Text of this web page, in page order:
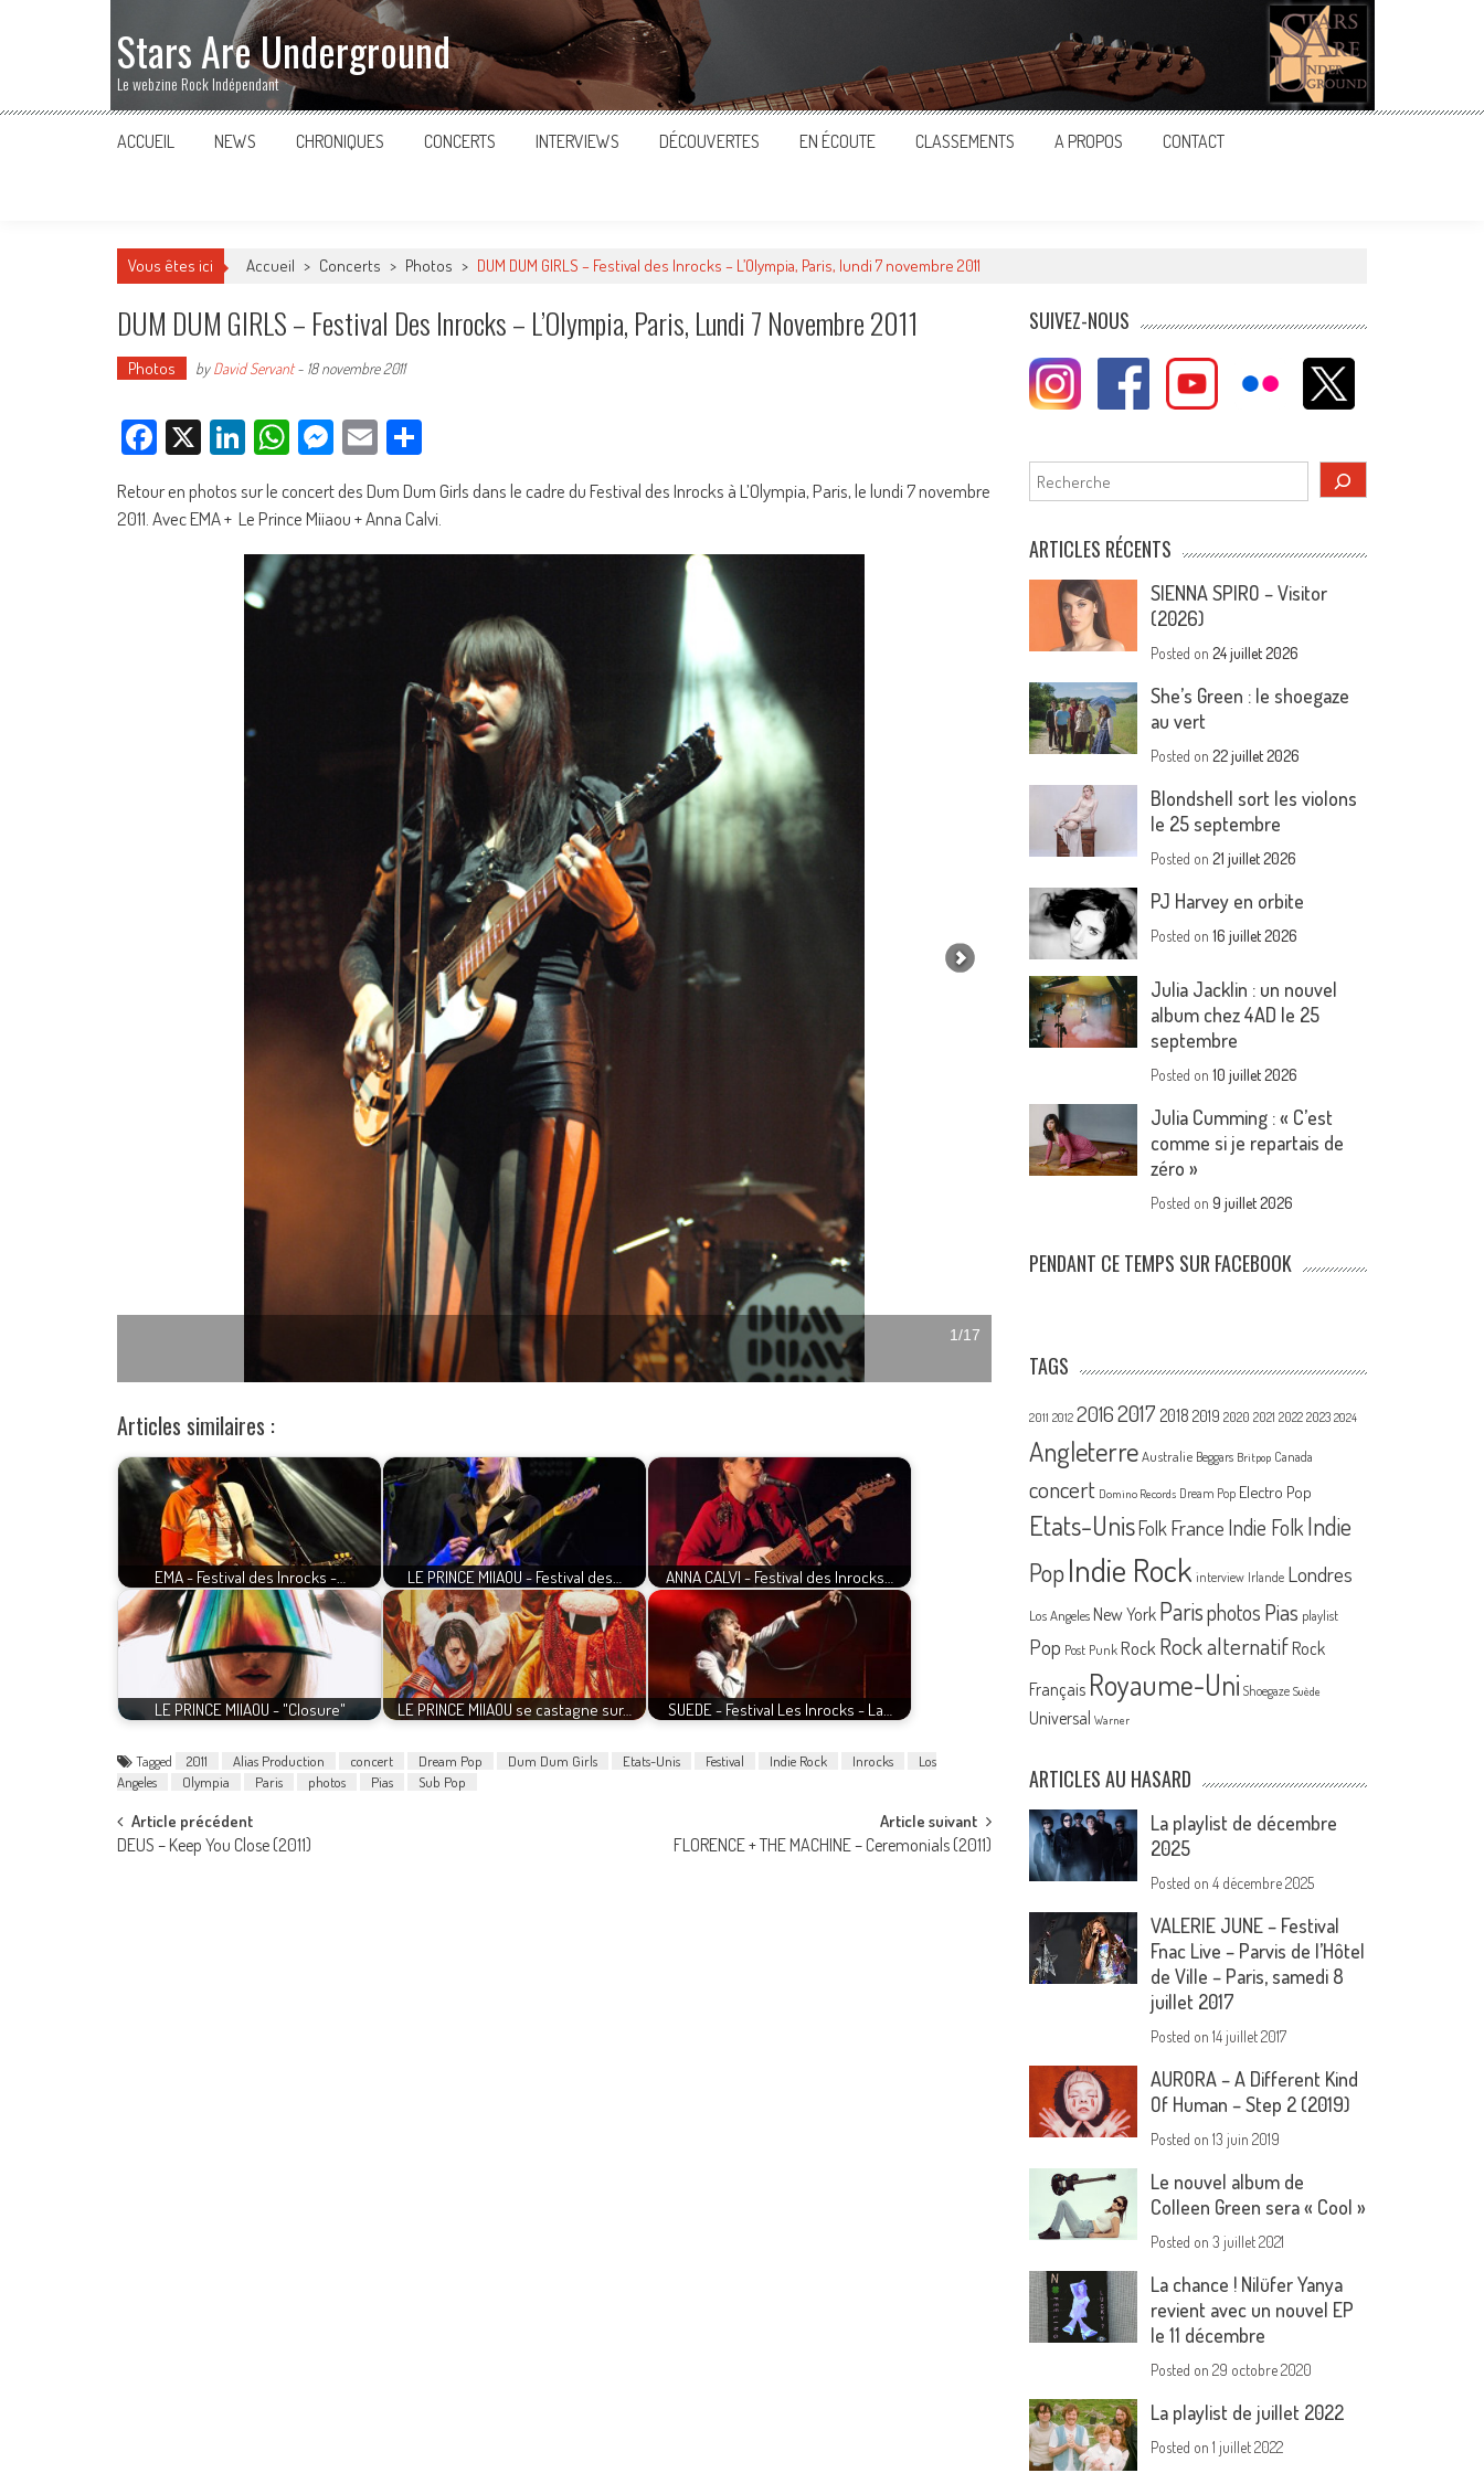
Stars Are Underground
Le webzine Rock Indépendant
ACCUEIL NEWS CHRONIQUES CONCERTS INTERVIEWS DÉCOUVERTES EN ÉCOUTE CLASSEMENTS A PROPOS CONTACT
Vous êtes ici Accueil > Concerts > Photos > DUM DUM GIRLS – Festival des Inrocks – L’Olympia, Paris, lundi 7 novembre 2011
DUM DUM GIRLS – Festival Des Inrocks – L’Olympia, Paris, Lundi 7 Novembre 2011
Photos byDavid Servant- 18 novembre 2011
Facebook
X LinkedIn
WhatsApp
Messenger
Email
Retour en photos sur le concert des Dum Dum Girls dans le cadre du Festival des Inrocks à L’Olympia, Paris, le lundi 7 novembre
2011. Avec EMA + Le Prince Miiaou + Anna Calvi.
Articles similaires :
EMA - Festival des Inrocks -… LE PRINCE MIIAOU - Festival des… ANNA CALVI - Festival des Inrocks…
LE PRINCE MIIAOU - "Closure" LE PRINCE MIIAOU se castagne sur… SUEDE - Festival Les Inrocks - La…
Tagged 2011 Alias Production concert Dream Pop Dum Dum Girls Etats-Unis Festival Indie Rock Inrocks
Los
Angeles
Olympia Paris photos Pias Sub Pop
Post
navigation
Article précédent
DEUS – Keep You Close (2011)
Article suivant
FLORENCE + THE MACHINE – Ceremonials (2011)
SUIVEZ-NOUS
Rechercher
ARTICLES RÉCENTS
SIENNA SPIRO – Visitor
(2026)
Posted on24 juillet 2026
She’s Green : le shoegaze
au vert
Posted on22 juillet 2026
Blondshell sort les violons
le 25 septembre
Posted on21 juillet 2026
PJ Harvey en orbite
Posted on16 juillet 2026
Julia Jacklin : un nouvel
album chez 4AD le 25
septembre
Posted on10 juillet 2026
Julia Cumming : « C’est
comme si je repartais de
zéro »
Posted on9 juillet 2026
PENDANT CE TEMPS SUR FACEBOOK
TAGS
2011 2012 20162017 2018 2019 2020 2021 2022 2023 2024
Angleterre Australie Beggars Britpop Canada
concert Domino Records Dream Pop Electro Pop
Etats-UnisFolk France Indie FolkIndie
PopIndie Rock interview Irlande Londres
Los Angeles New York Parisphotos Pias playlist
Pop Post Punk Rock Rock alternatif Rock
Français Royaume-Uni Shoegaze Suède
Universal Warner
ARTICLES AU HASARD
La playlist de décembre
2025
Posted on4 décembre 2025
VALERIE JUNE – Festival
Fnac Live – Parvis de l’Hôtel
de Ville – Paris, samedi 8
juillet 2017
Posted on14 juillet 2017
AURORA – A Different Kind
Of Human – Step 2 (2019)
Posted on13 juin 2019
Le nouvel album de
Colleen Green sera « Cool »
Posted on3 juillet 2021
La chance ! Nilüfer Yanya
revient avec un nouvel EP
le 11 décembre
Posted on29 octobre 2020
La playlist de juillet 2022
Posted on1 juillet 2022